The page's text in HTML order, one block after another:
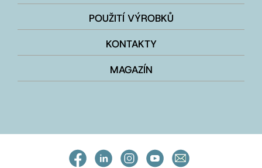
POUŽITÍ VÝROBKŮ
KONTAKTY
MAGAZÍN